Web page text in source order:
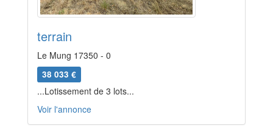
terrain
Le Mung 17350 - 0
38 033 €
...Lotissement de 3 lots...
Voir l'annonce